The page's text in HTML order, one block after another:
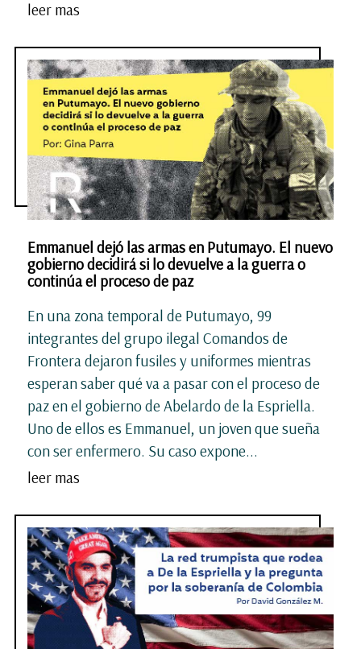
leer mas
Emmanuel dejó las armas en Putumayo. El nuevo
gobierno decidirá si lo devuelve a la guerra o
continúa el proceso de paz
En una zona temporal de Putumayo, 99
integrantes del grupo ilegal Comandos de
Frontera dejaron fusiles y uniformes mientras
esperan saber qué va a pasar con el proceso de
paz en el gobierno de Abelardo de la Espriella.
Uno de ellos es Emmanuel, un joven que sueña
con ser enfermero. Su caso expone...
leer mas